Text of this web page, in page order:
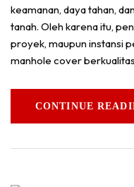
keamanan, daya tahan,
tanah. Oleh karena itu,
proyek, maupun instansi
manhole cover
CONTINUE